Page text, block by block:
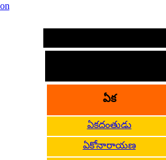
ఏక
ఏకదంతుడు
ఏకోనారాయణ